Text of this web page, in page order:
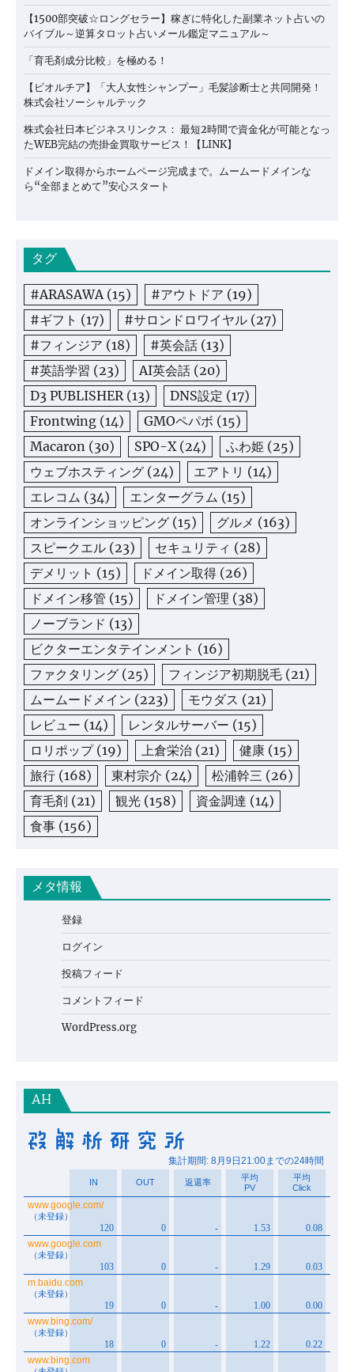
【1500部突破☆ロングセラー】稼ぎに特化した副業ネット占いの
バイブル～逆算タロット占いメール鑑定マニュアル～
「育毛剤成分比較」を極める！
【ビオルチア】「大人女性シャンプー」毛髪診断士と共同開発！
株式会社ソーシャルテック
株式会社日本ビジネスリンクス： 最短2時間で資金化が可能となっ
たWEB完結の売掛金買取サービス！【LINK】
ドメイン取得からホームページ完成まで。ムームードメインな
ら“全部まとめて”安心スタート
タグ
#ARASAWA(15) #アウトドア (19)
#ギフト (17) #サロンドロワイヤル (27)
#フィンジア (18) #英会話 (13)
#英語学習 (23) AI英会話 (20)
D3 PUBLISHER(13) DNS設定 (17)
Frontwing (14) GMOペパボ (15)
Macaron (30) SPO-X(24) ふわ姫 (25)
ウェブホスティング (24) エアトリ (14)
エレコム (34) エンターグラム (15)
オンラインショッピング (15) グルメ (163)
スピークエル (23) セキュリティ (28)
デメリット (15) ドメイン取得 (26)
ドメイン移管 (15) ドメイン管理 (38)
ノーブランド (13)
ビクターエンタテインメント (16)
ファクタリング (25) フィンジア初期脱毛 (21)
ムームードメイン (223) モウダス (21)
レビュー (14) レンタルサーバー (15)
ロリポップ(19) 上倉栄治 (21) 健康 (15)
旅行 (168) 東村宗介 (24) 松浦幹三 (26)
育毛剤 (21) 観光 (158) 資金調達 (14)
食事 (156)
メタ情報
登録
ログイン
投稿フィード
コメントフィード
WordPress.org
AH